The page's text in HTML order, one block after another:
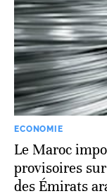
ECONOMIE
Le Maroc
provisoires
des Émirats